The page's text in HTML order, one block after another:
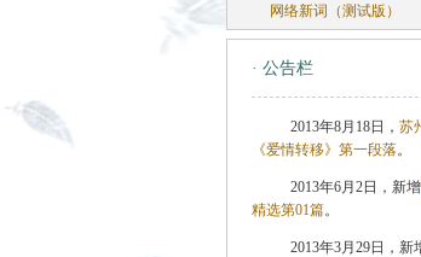
网络新词（测试版）
· 公告栏
2013年8月18日， 苏
《爱情转移》第一段落。
2013年6月2日，新增
精选第01篇。
2013年3月29日，新